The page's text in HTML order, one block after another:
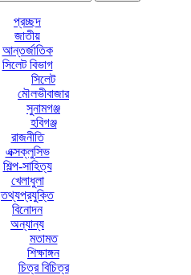
প্রচ্ছদ
জাতীয়
আন্তর্জাতিক
সিলেট বিভাগ
সিলেট
মৌলভীবাজার
সুনামগঞ্জ
হবিগঞ্জ
রাজনীতি
এক্সক্লুসিভ
শিল্প-সাহিত্য
খেলাধুলা
তথ্যপ্রযুক্তি
বিনোদন
অন্যান্য
মতামত
শিক্ষাঙ্গন
চিত্র বিচিত্র